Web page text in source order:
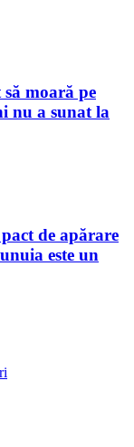
moară pe
nu a sunat la
de apărare
este un